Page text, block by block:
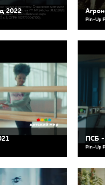
2022
Pin-Up
ПСБ -
Pin-Up